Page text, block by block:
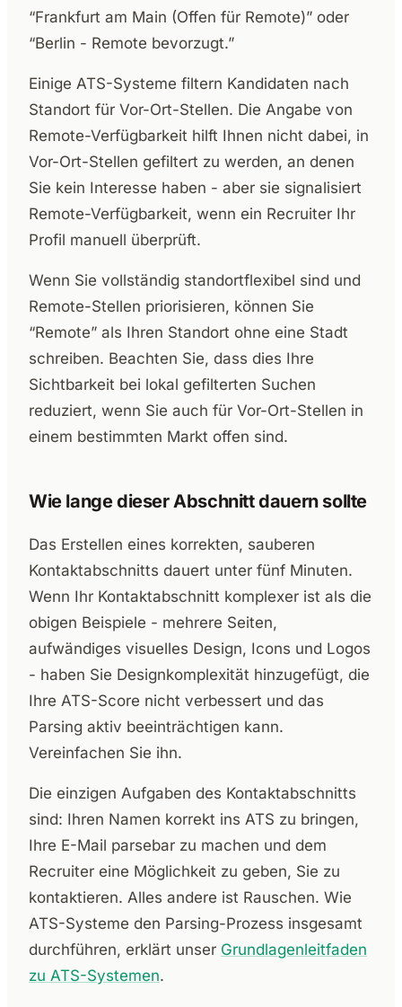
“Frankfurt am Main (Offen für Remote)” oder
“Berlin - Remote bevorzugt.”
Einige ATS-Systeme filtern Kandidaten nach
Standort für Vor-Ort-Stellen. Die Angabe von
Remote-Verfügbarkeit hilft Ihnen nicht dabei, in
Vor-Ort-Stellen gefiltert zu werden, an denen
Sie kein Interesse haben - aber sie signalisiert
Remote-Verfügbarkeit, wenn ein Recruiter Ihr
Profil manuell überprüft.
Wenn Sie vollständig standortflexibel sind und
Remote-Stellen priorisieren, können Sie
“Remote” als Ihren Standort ohne eine Stadt
schreiben. Beachten Sie, dass dies Ihre
Sichtbarkeit bei lokal gefilterten Suchen
reduziert, wenn Sie auch für Vor-Ort-Stellen in
einem bestimmten Markt offen sind.
Wie lange dieser Abschnitt dauern sollte
Das Erstellen eines korrekten, sauberen
Kontaktabschnitts dauert unter fünf Minuten.
Wenn Ihr Kontaktabschnitt komplexer ist als die
obigen Beispiele - mehrere Seiten,
aufwändiges visuelles Design, Icons und Logos
- haben Sie Designkomplexität hinzugefügt, die
Ihre ATS-Score nicht verbessert und das
Parsing aktiv beeinträchtigen kann.
Vereinfachen Sie ihn.
Die einzigen Aufgaben des Kontaktabschnitts
sind: Ihren Namen korrekt ins ATS zu bringen,
Ihre E-Mail parsebar zu machen und dem
Recruiter eine Möglichkeit zu geben, Sie zu
kontaktieren. Alles andere ist Rauschen. Wie
ATS-Systeme den Parsing-Prozess insgesamt
durchführen, erklärt unser Grundlagenleitfaden
zu ATS-Systemen.